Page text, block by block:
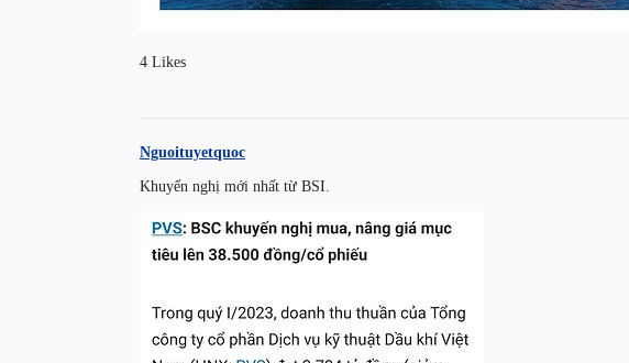
4 Likes
Nguoituyetquoc
Khuyến nghị mới nhất từ BSI.